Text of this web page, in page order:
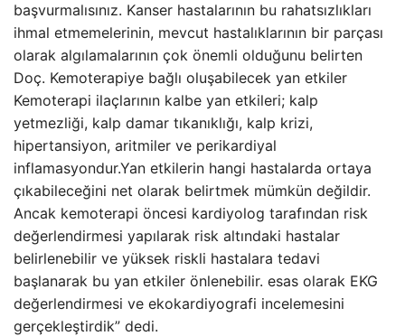
başvurmalısınız. Kanser hastalarının bu rahatsızlıkları
ihmal etmemelerinin, mevcut hastalıklarının bir parçası
olarak algılamalarının çok önemli olduğunu belirten
Doç. Kemoterapiye bağlı oluşabilecek yan etkiler
Kemoterapi ilaçlarının kalbe yan etkileri; kalp
yetmezliği, kalp damar tıkanıklığı, kalp krizi,
hipertansiyon, aritmiler ve perikardiyal
inflamasyondur.Yan etkilerin hangi hastalarda ortaya
çıkabileceğini net olarak belirtmek mümkün değildir.
Ancak kemoterapi öncesi kardiyolog tarafından risk
değerlendirmesi yapılarak risk altındaki hastalar
belirlenebilir ve yüksek riskli hastalara tedavi
başlanarak bu yan etkiler önlenebilir. esas olarak EKG
değerlendirmesi ve ekokardiyografi incelemesini
gerçekleştirdik” dedi.